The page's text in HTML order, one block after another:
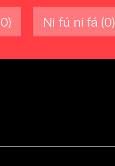
Ni fú ni fá (0)